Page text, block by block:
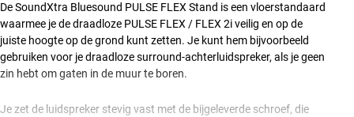
De SoundXtra Bluesound PULSE FLEX Stand is een vloerstandaard
waarmee je de draadloze PULSE FLEX / FLEX 2i veilig en op de
juiste hoogte op de grond kunt zetten. Je kunt hem bijvoorbeeld
gebruiken voor je draadloze surround-achterluidspreker, als je geen
zin hebt om gaten in de muur te boren.
Je zet de luidspreker stevig vast met de bijgeleverde schroef, die